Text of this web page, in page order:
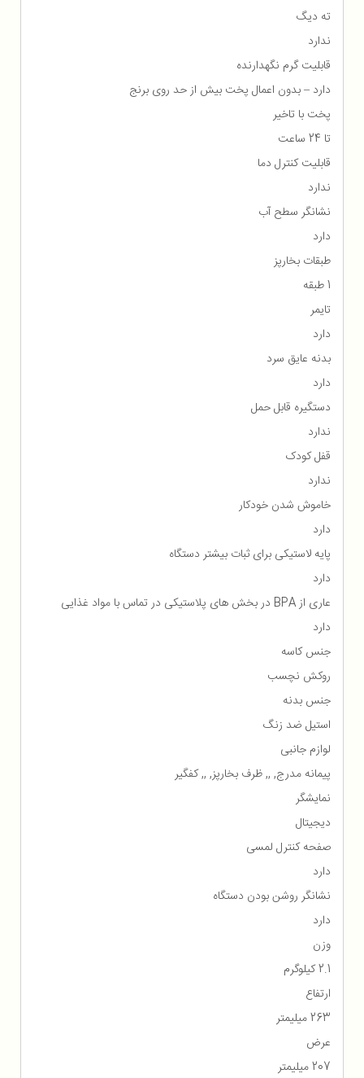
ته دیگ
ندارد
قابلیت گرم نگهدارنده
دارد – بدون اعمال پخت بیش از حد روی برنج
پخت با تاخیر
تا 24 ساعت
قابلیت کنترل دما
ندارد
نشانگر سطح آب
دارد
طبقات بخارپز
1 طبقه
تایمر
دارد
بدنه عایق سرد
دارد
دستگیره قابل حمل
ندارد
قفل کودک
ندارد
خاموش شدن خودکار
دارد
پایه لاستیکی برای ثبات بیشتر دستگاه
دارد
عاری از BPA در بخش های پلاستیکی در تماس با مواد غذایی
دارد
جنس کاسه
روکش نچسب
جنس بدنه
استیل ضد زنگ
لوازم جانبی
پیمانه مدرج, ,, ظرف بخارپز, ,, کفگیر
نمایشگر
دیجیتال
صفحه کنترل لمسی
دارد
نشانگر روشن بودن دستگاه
دارد
وزن
2.1 کیلوگرم
ارتفاع
263 میلیمتر
عرض
207 میلیمتر